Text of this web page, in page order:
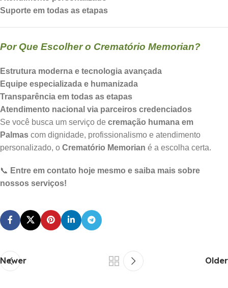
Suporte em todas as etapas
Por Que Escolher o Crematório Memorian?
Estrutura moderna e tecnologia avançada
Equipe especializada e humanizada
Transparência em todas as etapas
Atendimento nacional via parceiros credenciados
Se você busca um serviço de cremação humana em
Palmas com dignidade, profissionalismo e atendimento
personalizado, o Crematório Memorian é a escolha certa.
📞 Entre em contato hoje mesmo e saiba mais sobre
nossos serviços!
Newer Older